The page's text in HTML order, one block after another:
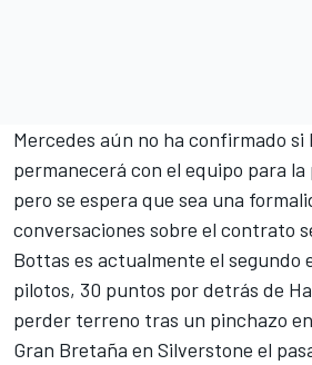
Mercedes aún no ha confirmado si
permanecerá con el equipo para
pero se espera que sea una
conversaciones sobre el contrato
Bottas es actualmente el segundo
pilotos, 30 puntos por detrás de
perder terreno tras un pinchazo
Gran Bretaña en Silverstone el